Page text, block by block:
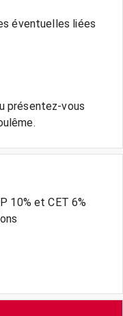
éventuelles liées
présentez-vous
10% et CET 6%